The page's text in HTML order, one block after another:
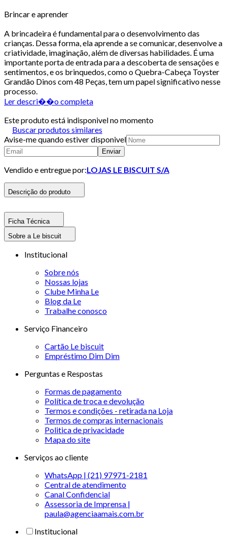
Brincar e aprender
A brincadeira é fundamental para o desenvolvimento das
crianças. Dessa forma, ela aprende a se comunicar, desenvolve a
criatividade, imaginação, além de diversas habilidades. É uma
importante porta de entrada para a descoberta de sensações e
sentimentos, e os brinquedos, como o Quebra-Cabeça Toyster
Grandão Dinos com 48 Peças, tem um papel significativo nesse
processo.
Ler descri��o completa
Este produto está indisponivel no momento
Buscar produtos similares
Avise-me quando estiver disponivel
Enviar
Vendido e entregue por:LOJAS LE BISCUIT S/A
Descrição do produto
Ficha Técnica
Sobre a Le biscuit
Institucional
Sobre nós
Nossas lojas
Clube Minha Le
Blog da Le
Trabalhe conosco
Serviço Financeiro
Cartão Le biscuit
Empréstimo Dim Dim
Perguntas e Respostas
Formas de pagamento
Política de troca e devolução
Termos e condições - retirada na Loja
Termos de compras internacionais
Politica de privacidade
Mapa do site
Serviços ao cliente
WhatsApp | (21) 97971-2181
Central de atendimento
Canal Confidencial
Assessoria de Imprensa |
paula@agenciaamais.com.br
Institucional